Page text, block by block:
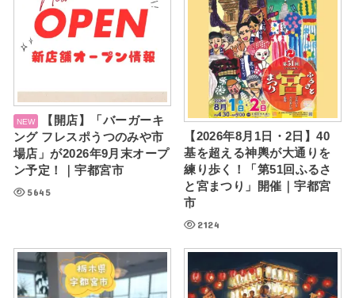
【開店】「バーガーキ
ング フレスポうつのみや市
場店」が2026年9月末オープ
ン予定！｜宇都宮市
5645
【2026年8月1日・2日】40
基を超える神輿が大通りを
練り歩く！「第51回ふるさ
と宮まつり」開催｜宇都宮
市
2124